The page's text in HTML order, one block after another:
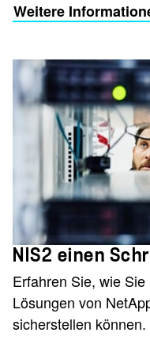
Weitere
NIS2 einen
Erfahren Sie, wie
Lösungen von
sicherstellen können.